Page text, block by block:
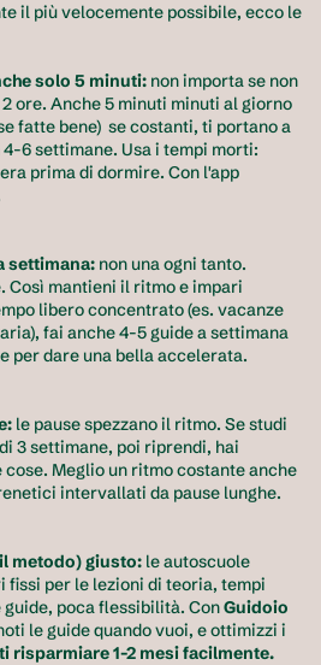
il più velocemente possibile, ecco le
solo 5 minuti: non importa se non
ore. Anche 5 minuti minuti al giorno
fatte bene)  se costanti, ti portano a
6 settimane. Usa i tempi morti:
prima di dormire. Con l'app
settimana: non una ogni tanto.
Così mantieni il ritmo e impari
libero concentrato (es. vacanze
fai anche 4-5 guide a settimana
per dare una bella accelerata.
le pause spezzano il ritmo. Se studi
3 settimane, poi riprendi, hai
Meglio un ritmo costante anche
intervallati da pause lunghe.
metodo) giusto: le autoscuole
fissi per le lezioni di teoria, tempi
poca flessibilità. Con Guidoio
le guide quando vuoi, e ottimizzi i
risparmiare 1-2 mesi facilmente.